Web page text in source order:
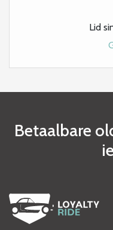
Lid
Betaalbare